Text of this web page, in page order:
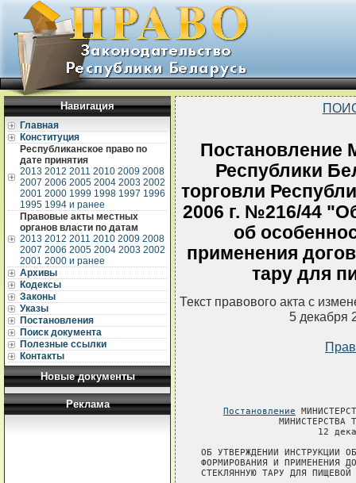
Навигация
Главная
Конституция
Республиканское право по
дате принятия
2013 2012 2011 2010 2009 2008
2007 2006 2005 2004 2003 2002
2001 2000 1999 1998 1997 1996
1995 1994 и ранее
Правовые акты местных
органов власти по датам
2013 2012 2011 2010 2009 2008
2007 2006 2005 2004 2003 2002
2001 2000 и ранее
Архивы
Кодексы
Законы
Указы
Постановления
Поиск документа
Полезные ссылки
Контакты
Новые документы
Реклама
Постановление
Республики
торговли
2006 г. №216/44
об
применения
тару для
Текст правового акта с
5 декабря
Постановление МИНИСТЕРСТВА ЭКОНОМИКИ РЕСПУБЛИКИ БЕЛАРУСЬ И
              МИНИСТЕРСТВА ТОРГОВЛИ РЕСПУБЛИКИ БЕЛАРУСЬ
                     12 декабря 2006 г. № 216/44

ОБ УТВЕРЖДЕНИИ ИНСТРУКЦИИ ОБ ОСОБЕННОСТЯХ
ФОРМИРОВАНИЯ И ПРИМЕНЕНИЯ ДОГОВОРНЫХ ЦЕН НА
СТЕКЛЯННУЮ ТАРУ ДЛЯ ПИЩЕВОЙ ПРОДУКЦИИ

     На  основании статьи 11 Закона Республики Беларусь  от  10  мая
1999  года «О ценообразовании», пункта 2 Указа Президента Республики
Беларусь  от 19 мая 1999 г. № 285 «О некоторых мерах по стабилизации
цен  (тарифов) в Республике Беларусь», в целях упорядочения вопросов
ценообразования   на   стеклянную   тару   для   пищевой   продукции
Министерство  экономики Республики Беларусь и Министерство  торговли
Республики Беларусь ПОСТАНОВЛЯЮТ:
     1.    Утвердить    прилагаемую   Инструкцию   об   особенностях
формирования  и  применения договорных цен на  стеклянную  тару  для
пищевой продукции.
     2. Признать утратившими силу:
     постановление  Министерства  экономики  Республики  Беларусь  и
Министерства  торговли  Республики  Беларусь  от  10  июля  2006  г.
№  113/19  «Об  утверждении Инструкции об особенностях  формирования
договорных  цен на возвратные стеклянные бутылки для  розлива  пива»
(Национальный  реестр правовых актов Республики Беларусь,  2006  г.,
№ 110, 8/14696);
     постановление  Министерства  экономики  Республики  Беларусь  и
Министерства  торговли  Республики  Беларусь  от  28  июля  2006  г.
№  128/23  «О  внесении  дополнения  в  Инструкцию  об  особенностях
формирования  договорных цен на возвратные  стеклянные  бутылки  для
розлива   пива»  (Национальный  реестр  правовых  актов   Республики
Беларусь, 2006 г., № 128, 8/14832);
     постановление  Министерства  экономики  Республики  Беларусь  и
Министерства  торговли Республики Беларусь от  31  августа  2006  г.
№  145/27 «Об утверждении Инструкции об особенностях формирования  и
применения договорных цен на стеклянную тару для пива» (Национальный
реестр правовых актов Республики Беларусь, 2006 г., № 146, 8/14981).
     3. Настоящее постановление вступает в силу с 1 января 2007 г.
     
Министр экономики                        Министр торговли